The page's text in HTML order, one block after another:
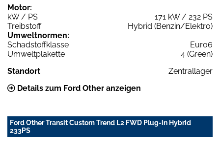
Motor:
kW / PS
171 kW / 232 PS
Treibstoff
Hybrid (Benzin/Elektro)
Umweltnormen:
Schadstoffklasse
Euro6
Umweltplakette
4 (Green)
Standort
Zentrallager
Details zum Ford Other anzeigen
Ford Other Transit Custom Trend L2 FWD Plug-in Hybrid
233PS